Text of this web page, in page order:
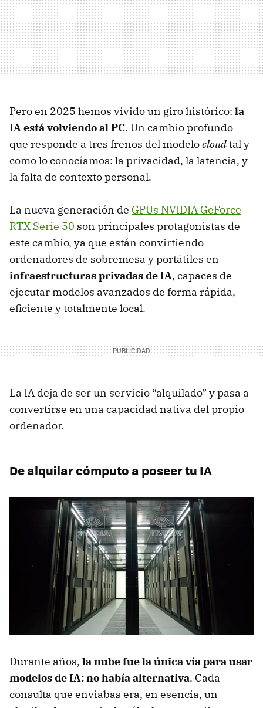
Pero en 2025 hemos vivido un giro histórico: la
IA está volviendo al PC. Un cambio profundo
que responde a tres frenos del modelocloudtal y
como lo conocíamos: la privacidad, la latencia, y
la falta de contexto personal.
La nueva generación de GPUs NVIDIA GeForce
RTX Serie 50 son principales protagonistas de
este cambio, ya que están convirtiendo
ordenadores de sobremesa y portátiles en
infraestructuras privadas de IA, capaces de
ejecutar modelos avanzados de forma rápida,
eficiente y totalmente local.
La IA deja de ser un servicio “alquilado” y pasa a
convertirse en una capacidad nativa del propio
ordenador.
De alquilar cómputo a poseer tu IA
Durante años, la nube fue la única vía para usar
modelos de IA: no había alternativa. Cada
consulta que enviabas era, en esencia, un